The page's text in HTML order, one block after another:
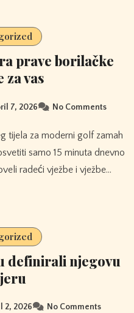
prave borilačke
za vas
7, 2026 No Comments
samo 15 minuta dnevno
radeći vježbe i vježbe…
definirali njegovu
2, 2026 No Comments